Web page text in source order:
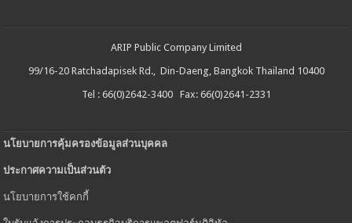
ARIP Public Company Limited
99/16-20 Ratchadapisek Rd., Din-Daeng, Bangkok Thailand 10400
Tel : 66(0)2642-3400 Fax: 66(0)2641-2331
นโยบายการคุ้มครองข้อมูลส่วนบุคคล
ประกาศความเป็นส่วนตัว
นโยบายการใช้คกกี้